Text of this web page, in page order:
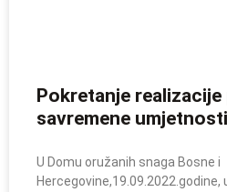
Pokretanje
savremene
U Domu oružanih snaga Bosne i